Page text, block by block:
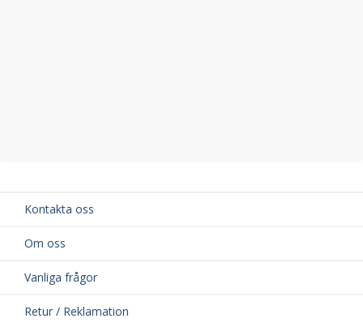
Kontakta oss
Om oss
Vanliga frågor
Retur / Reklamation